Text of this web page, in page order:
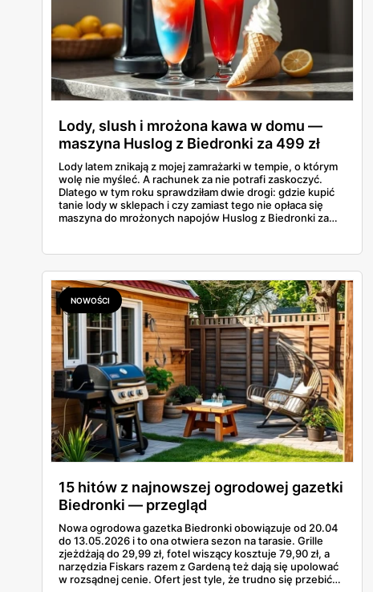
Lody, slush i mrożona kawa w domu —
maszyna Huslog z Biedronki za 499 zł
Lody latem znikają z mojej zamrażarki w tempie, o którym
wolę nie myśleć. A rachunek za nie potrafi zaskoczyć.
Dlatego w tym roku sprawdziłam dwie drogi: gdzie kupić
tanie lody w sklepach i czy zamiast tego nie opłaca się
maszyna do mrożonych napojów Huslog z Biedronki za
Postanowiłam policzyć, kiedy naprawdę się to zwraca.
NOWOŚCI
15 hitów z najnowszej ogrodowej gazetki
Biedronki — przegląd
Nowa ogrodowa gazetka Biedronki obowiązuje od 20.04
do 13.05.2026 i to ona otwiera sezon na tarasie. Grille
zjeżdżają do 29,99 zł, fotel wiszący kosztuje 79,90 zł, a
narzędzia Fiskars razem z Gardeną też dają się upolować
w rozsądnej cenie. Ofert jest tyle, że trudno się przebić